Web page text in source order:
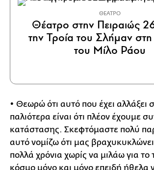
ΘΕΑΤΡΟ
Θέατρο στην Πειραιώς
την Τροία του Σλήμαν
του Μίλο Ράου
• Θεωρώ ότι αυτό που έχει αλλάξει
παλιότερα είναι ότι πλέον έχουμε
κατάστασης. Σκεφτόμαστε πολύ
αυτό νομίζω ότι μας
πολλά χρόνια χωρίς να μιλάω για το
κόσμο μόνο και μόνο επειδή ήθελα